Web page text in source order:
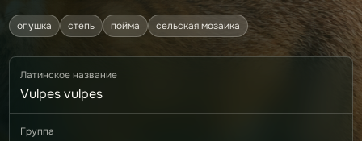
опушка степь пойма сельская мозаика
Латинское название
Vulpes vulpes
Группа